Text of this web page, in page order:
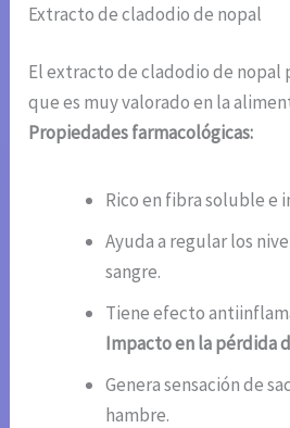
Extracto de cladodio de nopal
El extracto de cladodio de nopal
que es muy valorado en la
Propiedades farmacológicas:
Rico en fibra soluble e
Ayuda a regular los
sangre.
Tiene efecto
Impacto en la pérdida
Genera sensación de
hambre.